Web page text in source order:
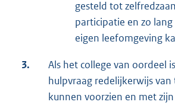
gesteld tot
participatie en zo
eigen leefomgeving
3.
Als het college van oordeel
hulpvraag redelijkerwijs van
kunnen voorzien en met